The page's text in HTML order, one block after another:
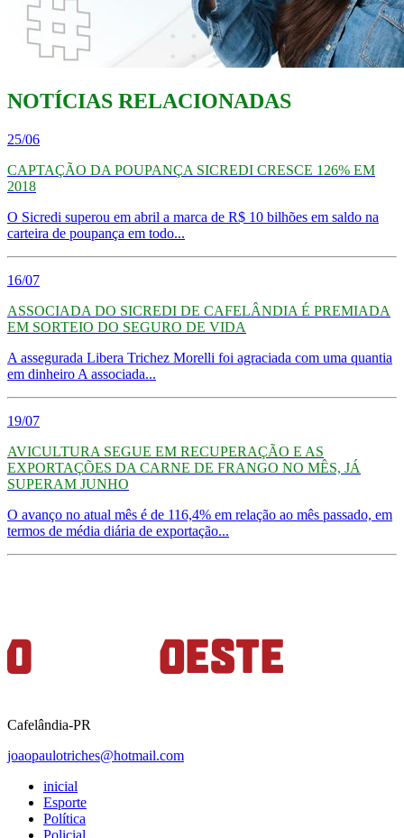
NOTÍCIAS RELACIONADAS
25/06
CAPTAÇÃO DA POUPANÇA SICREDI CRESCE 126% EM
2018
O Sicredi superou em abril a marca de R$ 10 bilhões em saldo na
carteira de poupança em todo...
16/07
ASSOCIADA DO SICREDI DE CAFELÂNDIA É PREMIADA
EM SORTEIO DO SEGURO DE VIDA
A assegurada Libera Trichez Morelli foi agraciada com uma quantia
em dinheiro A associada...
19/07
AVICULTURA SEGUE EM RECUPERAÇÃO E AS
EXPORTAÇÕES DA CARNE DE FRANGO NO MÊS, JÁ
SUPERAM JUNHO
O avanço no atual mês é de 116,4% em relação ao mês passado, em
termos de média diária de exportação...
Cafelândia-PR
joaopaulotriches@hotmail.com
inicial
Esporte
Política
Policial